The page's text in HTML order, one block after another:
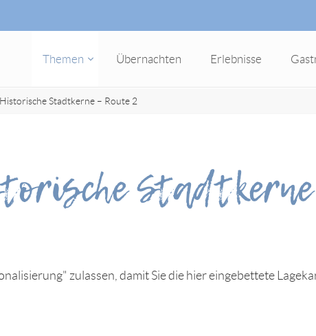
Themen Übernachten Erlebnisse
Stadtkerne – Route 2
zulassen, damit Sie die hier eingebettete